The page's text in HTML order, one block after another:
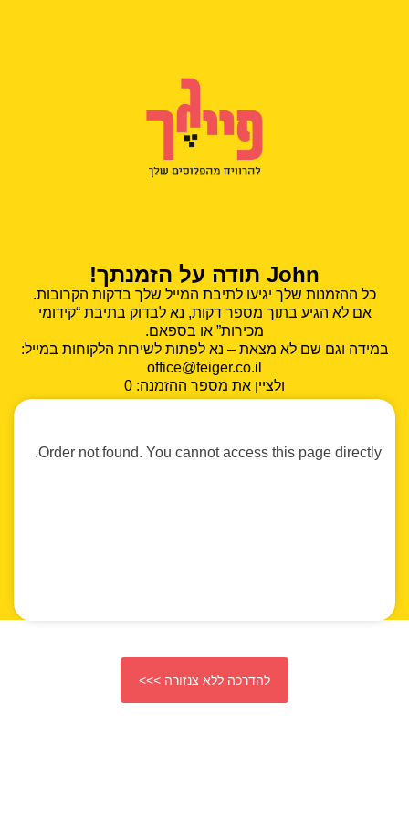
John תודה על הזמנתך!
כל ההזמנות שלך יגיעו לתיבת המייל שלך בדקות הקרובות.
אם לא הגיע בתוך מספר דקות, נא לבדוק בתיבת “קידומי
מכירות” או בספאם.
במידה וגם שם לא מצאת – נא לפתות לשירות הלקוחות במייל:
office@feiger.co.il
ולציין את מספר ההזמנה: 0
Order not found. You cannot access this page directly.
להדרכה ללא צנזורה >>>